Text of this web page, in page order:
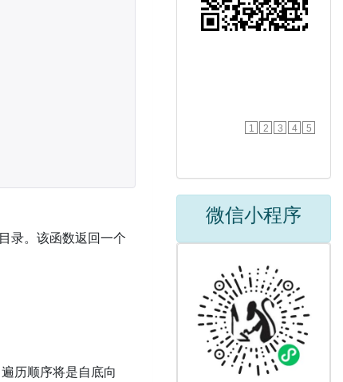
录。该函数返回一个
遍历顺序将是自底向
1 2 3 4 5
微信小程序